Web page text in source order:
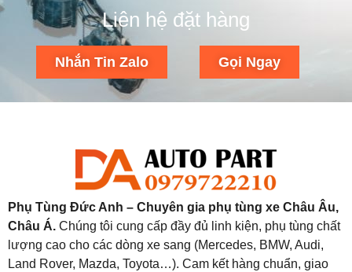
Liên hệ đặt hàng
Nhắn Tin Zalo Gọi Ngay
Phụ Tùng Đức Anh – Chuyên gia phụ tùng xe Châu Âu,
Châu Á. Chúng tôi cung cấp đầy đủ linh kiện, phụ tùng chất
lượng cao cho các dòng xe sang (Mercedes, BMW, Audi,
Land Rover, Mazda, Toyota…). Cam kết hàng chuẩn, giao